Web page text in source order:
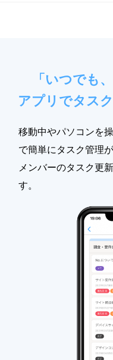
「いつでも
アプリでタス
移動中やパソコンを
で簡単にタスク管理
メンバーのタスク更
す。